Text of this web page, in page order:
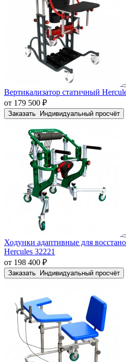
Вертикализатор статичный
от 179 500 ₽
Заказать Индивидуальный просчёт
Ходунки адаптивные для
Hercules 32221
от 198 400 ₽
Заказать Индивидуальный просчёт